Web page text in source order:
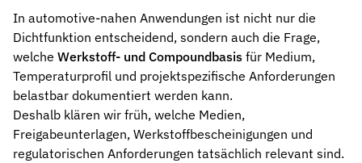
In automotive-nahen Anwendungen ist nicht nur die
Dichtfunktion entscheidend, sondern auch die Frage,
welche Werkstoff- und Compoundbasis für Medium,
Temperaturprofil und projektspezifische Anforderungen
belastbar dokumentiert werden kann.
Deshalb klären wir früh, welche Medien,
Freigabeunterlagen, Werkstoffbescheinigungen und
regulatorischen Anforderungen tatsächlich relevant sind.